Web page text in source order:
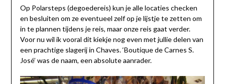
Op Polarsteps (degoedereis) kun je alle locaties checken
en besluiten om ze eventueel zelf op je lijstje te zetten om
in te plannen tijdens je reis, maar onze reis gaat verder.
Voor nu wil ik vooral dit kiekje nog even met jullie delen van
een prachtige slagerij in Chaves. ‘Boutique de Carnes S.
José’ was de naam, een absolute aanrader.